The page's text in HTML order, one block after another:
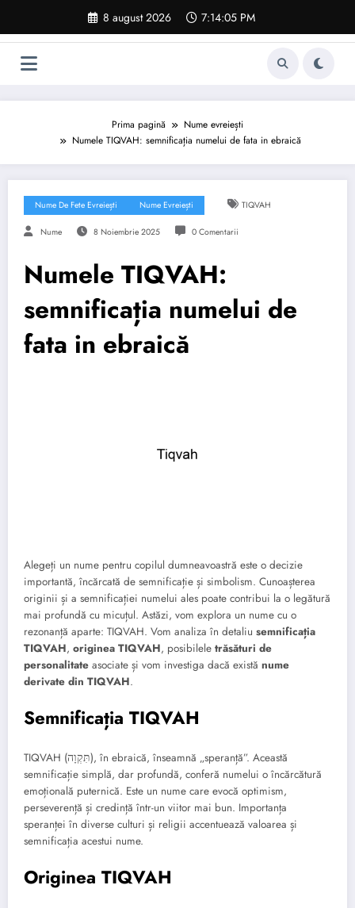
conținut
8 august 2026 7:14:06 PM
Prima pagină
Nume evreiești
Numele TIQVAH: semnificația numelui de fata in ebraică
Nume De Fete Evreiești Nume Evreiești TIQVAH
Nume 8 Noiembrie 2025 0 Comentarii
Numele TIQVAH:
semnificația numelui de
fata in ebraică
Alegeți un nume pentru copilul dumneavoastră este o decizie
importantă, încărcată de semnificație și simbolism. Cunoașterea
originii și a semnificației numelui ales poate contribui la o legătură
mai profundă cu micuțul. Astăzi, vom explora un nume cu o
rezonanță aparte: TIQVAH. Vom analiza în detaliu semnificația
TIQVAH, originea TIQVAH, posibilele trăsături de
personalitate asociate și vom investiga dacă există nume
derivate din TIQVAH.
Semnificația TIQVAH
TIQVAH (תִּקְוָה), în ebraică, înseamnă „speranță”. Această
semnificație simplă, dar profundă, conferă numelui o încărcătură
emoțională puternică. Este un nume care evocă optimism,
perseverență și credință într-un viitor mai bun. Importanța
speranței în diverse culturi și religii accentuează valoarea și
semnificația acestui nume.
Originea TIQVAH